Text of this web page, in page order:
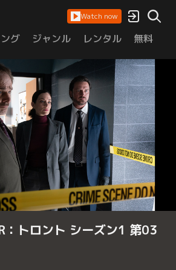
Watch now
グ ジャンル レンタル 無料
：トロント シーズン1 第03